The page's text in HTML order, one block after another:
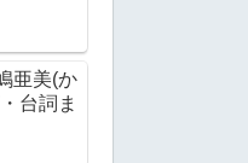
亜美(か
台詞ま